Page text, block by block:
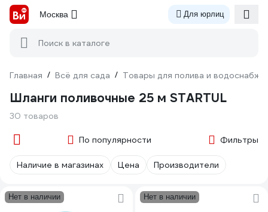
Москва Для юрлиц
Поиск в каталоге
Главная / Всё для сада / Товары для полива и
Шланги поливочные 25 м STARTUL
30 товаров
По популярности Фильтры
Наличие в магазинах Цена Производители
Нет в наличии Нет в наличии